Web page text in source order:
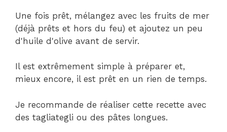
Une fois prêt, mélangez avec les fruits de mer
(déjà prêts et hors du feu) et ajoutez un peu
d'huile d'olive avant de servir.
Il est extrêmement simple à préparer et,
mieux encore, il est prêt en un rien de temps.
Je recommande de réaliser cette recette avec
des tagliategli ou des pâtes longues.